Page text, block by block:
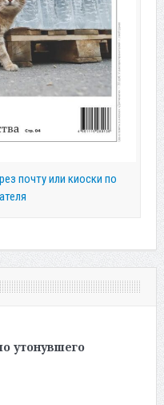
почту или киоски по
утонувшего